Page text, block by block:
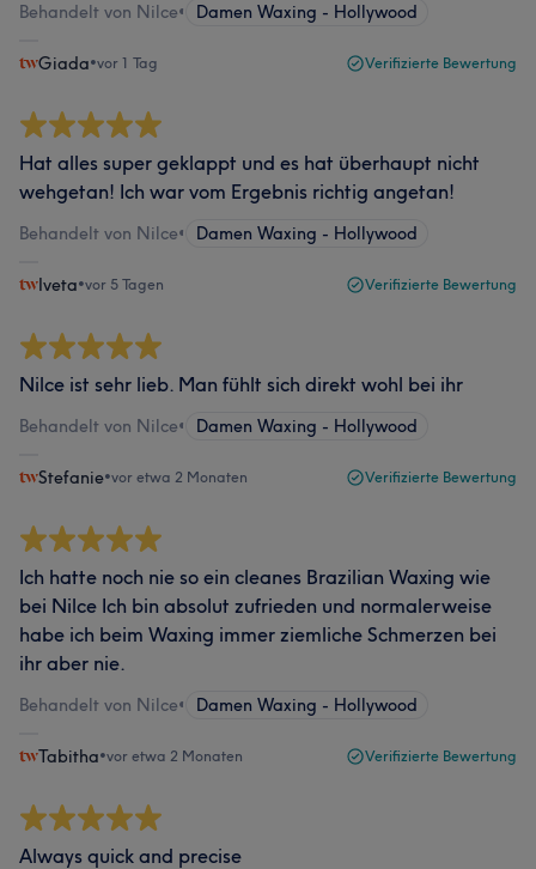
Behandelt von Nilce• Damen Waxing - Hollywood
Giada•vor 1 Tag Verifizierte Bewertung
Hat alles super geklappt und es hat überhaupt nicht
wehgetan! Ich war vom Ergebnis richtig angetan!
Behandelt von Nilce• Damen Waxing - Hollywood
Iveta•vor 5 Tagen Verifizierte Bewertung
Nilce ist sehr lieb. Man fühlt sich direkt wohl bei ihr
Behandelt von Nilce• Damen Waxing - Hollywood
Stefanie•vor etwa 2 Monaten Verifizierte Bewertung
Ich hatte noch nie so ein cleanes Brazilian Waxing wie
bei Nilce Ich bin absolut zufrieden und normalerweise
habe ich beim Waxing immer ziemliche Schmerzen bei
ihr aber nie.
Behandelt von Nilce• Damen Waxing - Hollywood
Tabitha•vor etwa 2 Monaten Verifizierte Bewertung
Always quick and precise